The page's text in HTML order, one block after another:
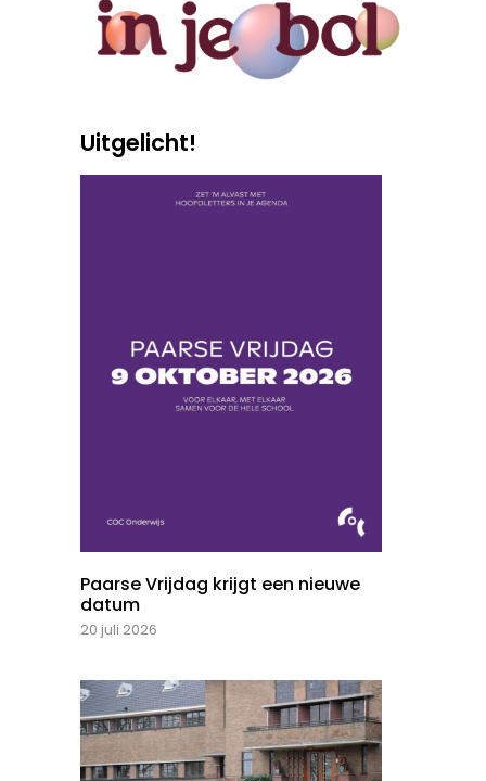
Uitgelicht!
Paarse Vrijdag krijgt een nieuwe
datum
20 juli 2026